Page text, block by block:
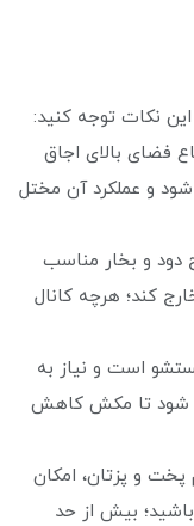
این نکات توجه کنید:
فضای بالای اجاق
شود و عملکرد آن مختل
دود و بخار مناسب
کند؛ هرچه کانال
است و نیاز به
شود تا مکش کاهش
و پز‌تان، امکان
باشید؛ بیش از حد